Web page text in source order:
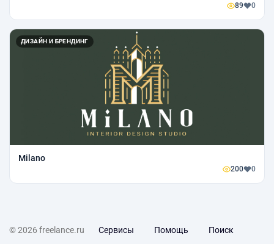
89 0
ДИЗАЙН И БРЕНДИНГ
Milano
200 0
© 2026 freelance.ru Сервисы Помощь Поиск